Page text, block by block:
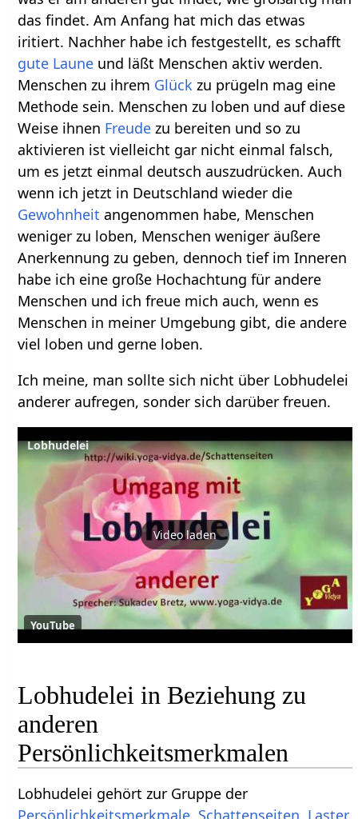
das findet. Am Anfang hat mich das etwas
iritiert. Nachher habe ich festgestellt, es schafft
gute Laune und läßt Menschen aktiv werden.
Menschen zu ihrem Glück zu prügeln mag eine
Methode sein. Menschen zu loben und auf diese
Weise ihnen Freude zu bereiten und so zu
aktivieren ist vielleicht gar nicht einmal falsch,
um es jetzt einmal deutsch auszudrücken. Auch
wenn ich jetzt in Deutschland wieder die
Gewohnheit angenommen habe, Menschen
weniger zu loben, Menschen weniger äußere
Anerkennung zu geben, dennoch tief im Inneren
habe ich eine große Hochachtung für andere
Menschen und ich freue mich auch, wenn es
Menschen in meiner Umgebung gibt, die andere
viel loben und gerne loben.
Ich meine, man sollte sich nicht über Lobhudelei
anderer aufregen, sonder sich darüber freuen.
Lobhudelei
Video laden
YouTube
Lobhudelei in Beziehung zu
anderen
Persönlichkeitsmerkmalen
Lobhudelei gehört zur Gruppe der